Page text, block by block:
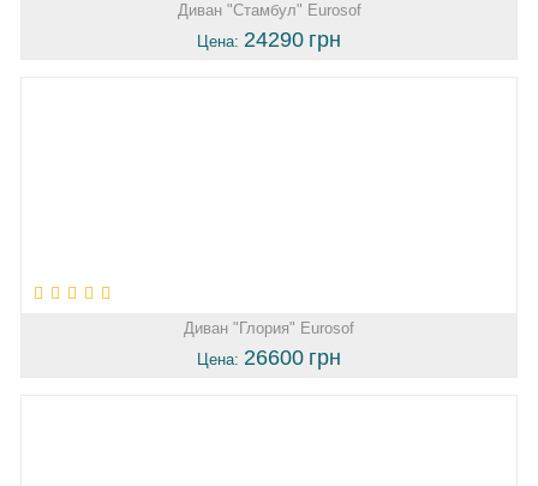
Диван "Стамбул" Eurosof
Цена: 24290 грн
Диван "Глория" Eurosof
Цена: 26600 грн